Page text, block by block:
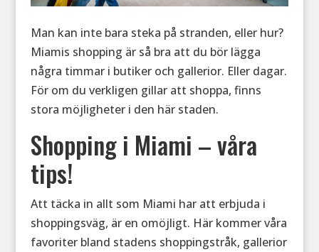
Man kan inte bara steka på stranden, eller hur?
Miamis shopping är så bra att du bör lägga
några timmar i butiker och gallerior. Eller dagar.
För om du verkligen gillar att shoppa, finns
stora möjligheter i den här staden.
Shopping i Miami – våra
tips!
Att täcka in allt som Miami har att erbjuda i
shoppingsväg, är en omöjligt. Här kommer våra
favoriter bland stadens shoppingstråk, gallerior